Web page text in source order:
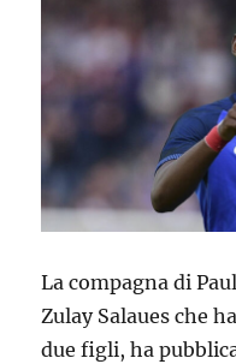
La compagna di
Zulay Salaues che
due figli, ha